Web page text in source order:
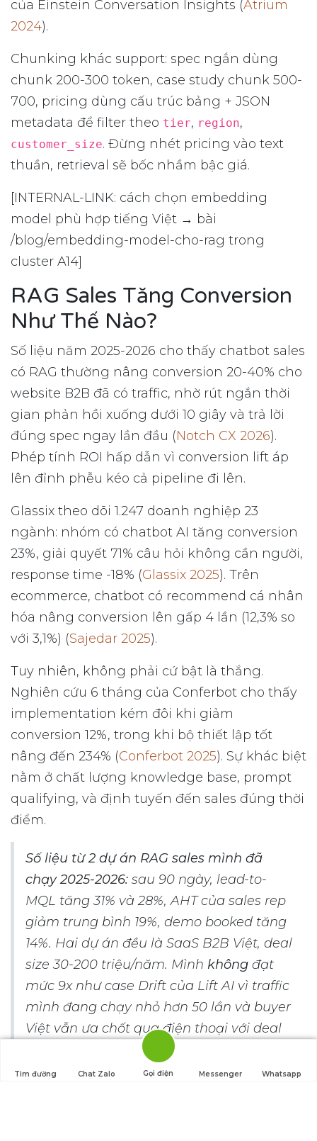
của Einstein Conversation Insights (Atrium
2024).
Chunking khác support: spec ngắn dùng
chunk 200-300 token, case study chunk 500-
700, pricing dùng cấu trúc bảng + JSON
metadata để filter theo tier, region,
customer_size. Đừng nhét pricing vào text
thuần, retrieval sẽ bốc nhầm bậc giá.
[INTERNAL-LINK: cách chọn embedding
model phù hợp tiếng Việt → bài
/blog/embedding-model-cho-rag trong
cluster A14]
RAG Sales Tăng Conversion
Như Thế Nào?
Số liệu năm 2025-2026 cho thấy chatbot sales
có RAG thường nâng conversion 20-40% cho
website B2B đã có traffic, nhờ rút ngắn thời
gian phản hồi xuống dưới 10 giây và trả lời
đúng spec ngay lần đầu (Notch CX 2026).
Phép tính ROI hấp dẫn vì conversion lift áp
lên đỉnh phễu kéo cả pipeline đi lên.
Glassix theo dõi 1.247 doanh nghiệp 23
ngành: nhóm có chatbot AI tăng conversion
23%, giải quyết 71% câu hỏi không cần người,
response time -18% (Glassix 2025). Trên
ecommerce, chatbot có recommend cá nhân
hóa nâng conversion lên gấp 4 lần (12,3% so
với 3,1%) (Sajedar 2025).
Tuy nhiên, không phải cứ bật là thắng.
Nghiên cứu 6 tháng của Conferbot cho thấy
implementation kém đôi khi giảm
conversion 12%, trong khi bộ thiết lập tốt
nâng đến 234% (Conferbot 2025). Sự khác biệt
nằm ở chất lượng knowledge base, prompt
qualifying, và định tuyến đến sales đúng thời
điểm.
Số liệu từ 2 dự án RAG sales mình đã
chạy 2025-2026: sau 90 ngày, lead-to-
MQL tăng 31% và 28%, AHT của sales rep
giảm trung bình 19%, demo booked tăng
14%. Hai dự án đều là SaaS B2B Việt, deal
size 30-200 triệu/năm. Mình không đạt
mức 9x như case Drift của Lift AI vì traffic
mình đang chạy nhỏ hơn 50 lần và buyer
Việt vẫn ưa chốt qua điện thoại với deal
Tìm đường Chat Zalo Gọi điện Messenger Whatsapp